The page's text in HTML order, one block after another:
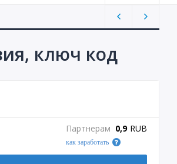
окод
Обуче
ние
ключ код
Партнерам 0,9 RUB
как заработать